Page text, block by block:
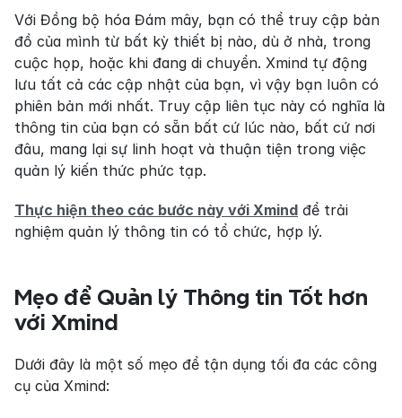
Với Đồng bộ hóa Đám mây, bạn có thể truy cập bản
đồ của mình từ bất kỳ thiết bị nào, dù ở nhà, trong
cuộc họp, hoặc khi đang di chuyển. Xmind tự động
lưu tất cả các cập nhật của bạn, vì vậy bạn luôn có
phiên bản mới nhất. Truy cập liên tục này có nghĩa là
thông tin của bạn có sẵn bất cứ lúc nào, bất cứ nơi
đâu, mang lại sự linh hoạt và thuận tiện trong việc
quản lý kiến thức phức tạp.
Thực hiện theo các bước này với Xmind để trải
nghiệm quản lý thông tin có tổ chức, hợp lý.
Mẹo để Quản lý Thông tin Tốt hơn
với Xmind
Dưới đây là một số mẹo để tận dụng tối đa các công
cụ của Xmind: